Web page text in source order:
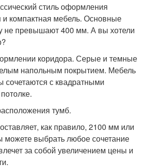
стиль оформления
компактная мебель. Основные
не превышают 400 мм. А вы хотели
коридора. Серые и темные
напольным покрытием. Мебель
сочетаются с квадратными
тумб.
как правило, 2100 мм или
можете выбрать любое сочетание
за собой увеличением цены и